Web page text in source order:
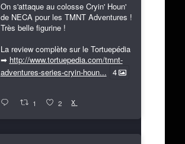
On s'attaque au colosse Cryin' Houn'
de NECA pour les TMNT Adventures !
Très belle figurine !
La review complète sur le Tortuepédia
➡ http://www.tortuepedia.com/tmnt-
adventures-series-cryin-houn... 4
1 2 X